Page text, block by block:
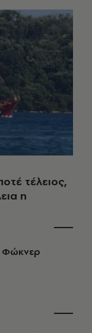
τέλειος,
η
Φώκνερ